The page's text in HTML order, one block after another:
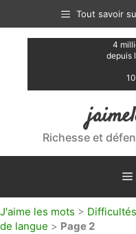
contenu
Tout savoir
4
depuis
Richesse et
J'aime les mots > Difficultés
de langue > Page 2